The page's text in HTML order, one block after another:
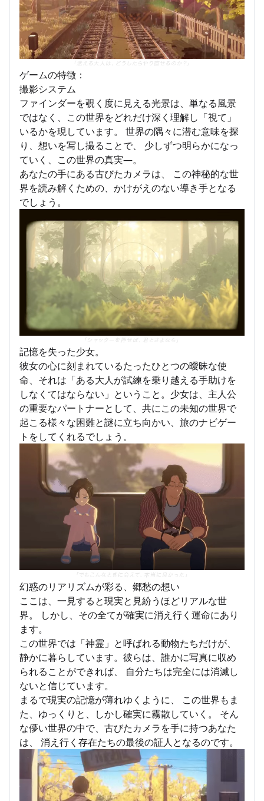
ゲームの特徴：
撮影システム
ファインダーを覗く度に見える光景は、単なる風景
ではなく、この世界をどれだけ深く理解し「視て」
いるかを現しています。 世界の隅々に潜む意味を探
り、想いを写し撮ることで、 少しずつ明らかになっ
ていく、この世界の真実—。
あなたの手にある古びたカメラは、 この神秘的な世
界を読み解くための、かけがえのない導き手となる
でしょう。
記憶を失った少女。
彼女の心に刻まれているたったひとつの曖昧な使
命、それは「ある大人が試練を乗り越える手助けを
しなくてはならない」ということ。少女は、主人公
の重要なパートナーとして、共にこの未知の世界で
起こる様々な困難と謎に立ち向かい、旅のナビゲー
トをしてくれるでしょう。
幻惑のリアリズムが彩る、郷愁の想い
ここは、一見すると現実と見紛うほどリアルな世
界。 しかし、その全てが確実に消え行く運命にあり
ます。
この世界では「神霊」と呼ばれる動物たちだけが、
静かに暮らしています。彼らは、誰かに写真に収め
られることができれば、 自分たちは完全には消滅し
ないと信じています。
まるで現実の記憶が薄れゆくように、 この世界もま
た、ゆっくりと、しかし確実に霧散していく。 そん
な儚い世界の中で、古びたカメラを手に持つあなた
は、 消え行く存在たちの最後の証人となるのです。